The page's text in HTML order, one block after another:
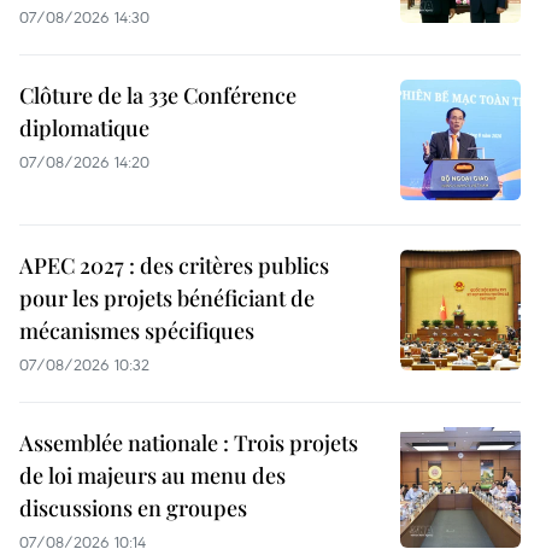
07/08/2026 14:30
Clôture de la 33e Conférence
diplomatique
07/08/2026 14:20
APEC 2027 : des critères publics
pour les projets bénéficiant de
mécanismes spécifiques
07/08/2026 10:32
Assemblée nationale : Trois projets
de loi majeurs au menu des
discussions en groupes
07/08/2026 10:14